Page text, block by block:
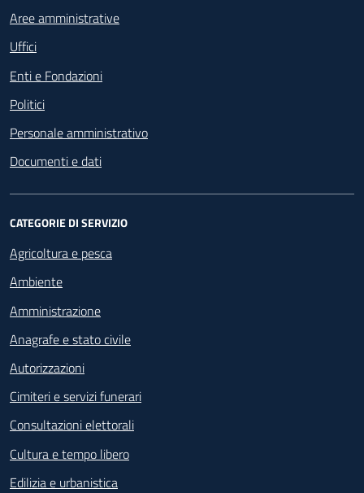
Aree amministrative
Uffici
Enti e Fondazioni
Politici
Personale amministrativo
Documenti e dati
CATEGORIE DI SERVIZIO
Agricoltura e pesca
Ambiente
Amministrazione
Anagrafe e stato civile
Autorizzazioni
Cimiteri e servizi funerari
Consultazioni elettorali
Cultura e tempo libero
Edilizia e urbanistica